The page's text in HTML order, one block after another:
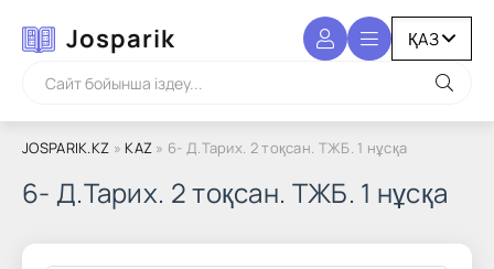
Josparik
JOSPARIK.KZ » KAZ » 6- Д.Тарих. 2 тоқсан. ТЖБ. 1 нұсқа
6- Д.Тарих. 2 тоқсан. ТЖБ. 1 нұсқа